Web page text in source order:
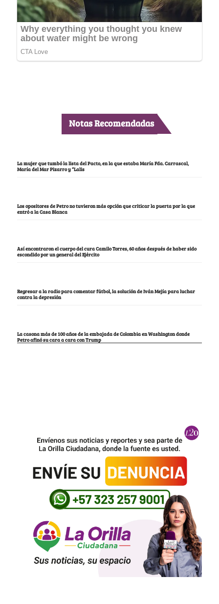
Notas Recomendadas
La mujer que tumbó la lista del Pacto, en la que estaba María Fda. Carrascal,
María del Mar Pizarro y “Lalis
Los opositores de Petro no tuvieron más opción que criticar la puerta por la que
entró a la Casa Blanca
Así encontraron el cuerpo del cura Camilo Torres, 60 años después de haber sido
escondido por un general del Ejército
Regresar a la radio para comentar fútbol, la solución de Iván Mejía para luchar
contra la depresión
La casona más de 100 años de la embajada de Colombia en Washington donde
Petro afinó su cara a cara con Trump